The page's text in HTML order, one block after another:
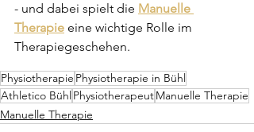
- und dabei spielt die Manuelle
Therapie eine wichtige Rolle im
Therapiegeschehen.
Physiotherapie Physiotherapie in Bühl
Athletico BühlPhysiotherapeutManuelle Therapie
Manuelle Therapie